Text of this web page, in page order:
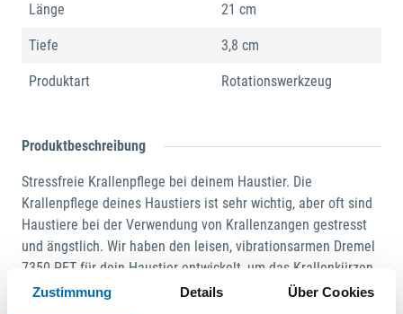
Zustimmung Details Über Cookies
Länge 21 cm
Tiefe 3,8 cm
Produktart Rotationswerkzeug
Produktbeschreibung
Stressfreie Krallenpflege bei deinem Haustier. Die
Krallenpflege deines Haustiers ist sehr wichtig, aber oft sind
Haustiere bei der Verwendung von Krallenzangen gestresst
und ängstlich. Wir haben den leisen, vibrationsarmen Dremel
7350-PET für dein Haustier entwickelt, um das Krallenkürzen
noch bequemer und stressfreier zu machen und eine